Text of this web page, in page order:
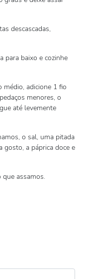
descascadas,
para baixo e cozinhe
médio, adicione 1 fio
menores, o
até levemente
o sal, uma pitada
gosto, a páprica doce e
assamos.